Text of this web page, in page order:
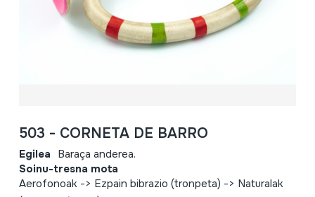
503 - CORNETA DE BARRO
Egilea Baraça anderea.
Soinu-tresna mota
Aerofonoak -> Ezpain bibrazio (tronpeta) -> Naturalak